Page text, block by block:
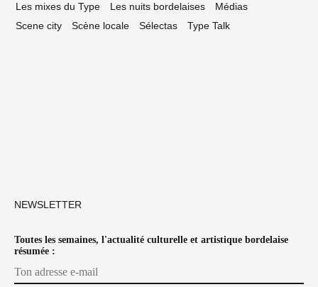
Les mixes du Type
Les nuits bordelaises
Médias
Scene city
Scène locale Sélectas Type Talk
NEWSLETTER
Toutes les semaines, l'actualité culturelle et artistique bordelaise
résumée :